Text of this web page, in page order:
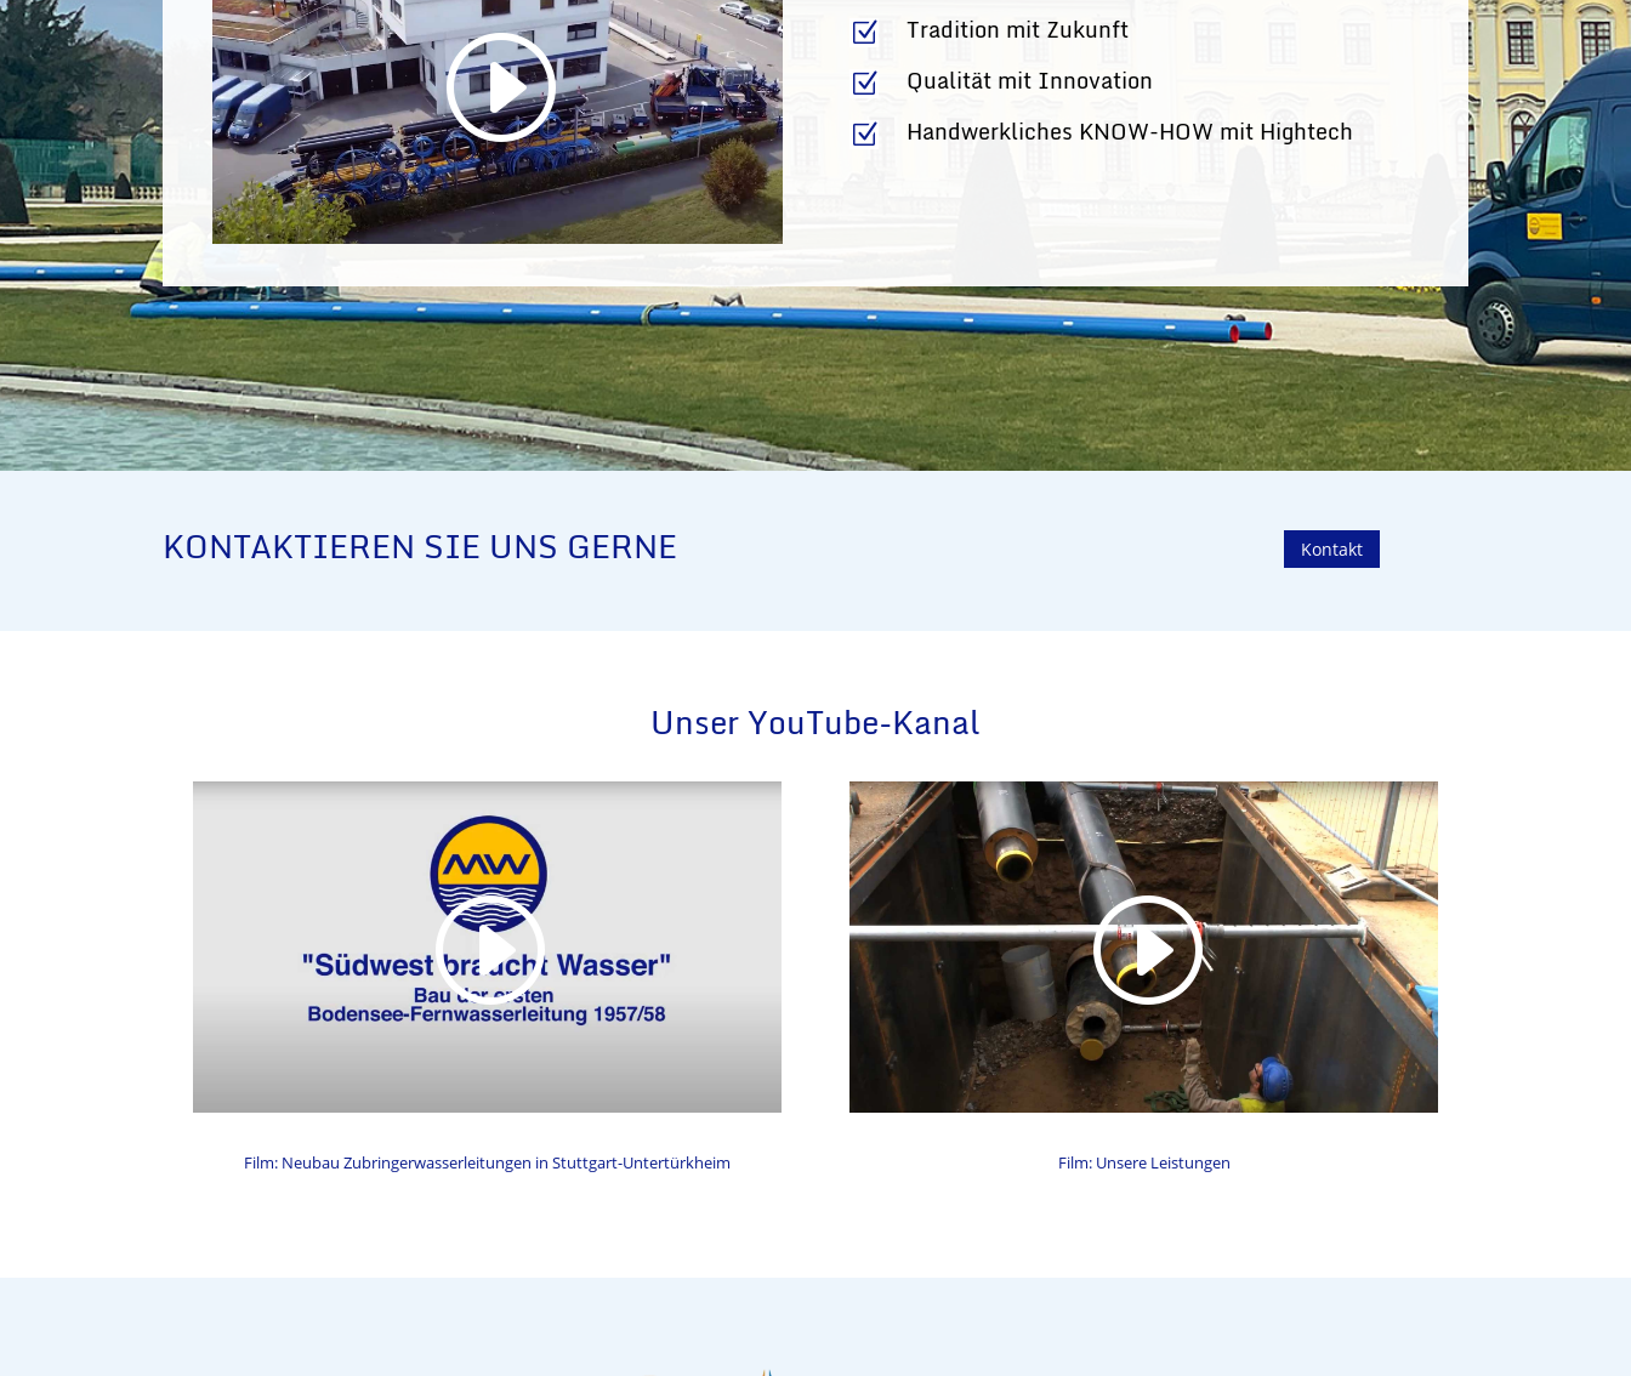
Z Tradition mit Zukunft
Z Qualität mit Innovation
Z Handwerkliches KNOW-HOW mit Hightech
KONTAKTIEREN SIE UNS GERNE Kontakt
Unser YouTube-Kanal
Film: Neubau Zubringerwasserleitungen in Stuttgart-Untertürkheim Film: Unsere Leistungen